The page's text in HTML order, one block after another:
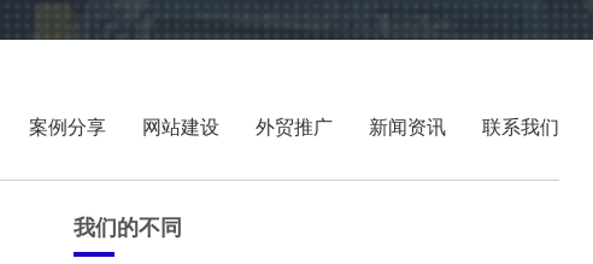
案例分享 网站建设 外贸推广 新闻资讯 联系我们
我们的不同